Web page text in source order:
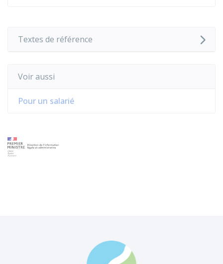
Textes de référence
Voir aussi
Pour un salarié